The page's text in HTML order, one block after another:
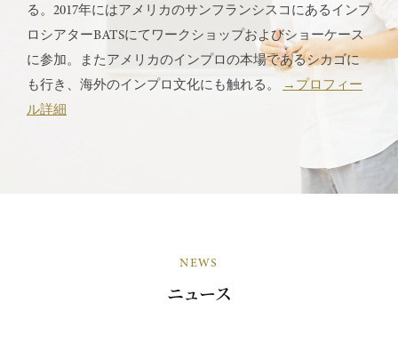
る。2017年にはアメリカのサンフランシスコにあるインプ
ロシアターBATSにてワークショップおよびショーケース
に参加。またアメリカのインプロの本場であるシカゴに
も行き、海外のインプロ文化にも触れる。
→プロフィー
ル詳細
NEWS
ニュース